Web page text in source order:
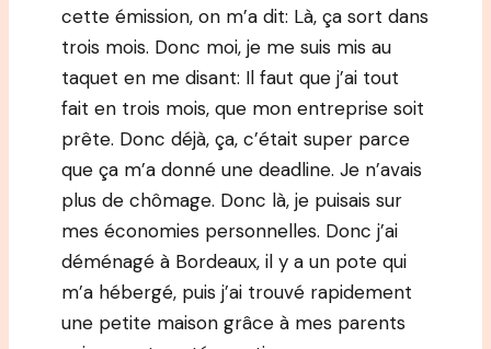
cette émission, on m’a dit: Là, ça sort dans
trois mois. Donc moi, je me suis mis au
taquet en me disant: Il faut que j’ai tout
fait en trois mois, que mon entreprise soit
prête. Donc déjà, ça, c’était super parce
que ça m’a donné une deadline. Je n’avais
plus de chômage. Donc là, je puisais sur
mes économies personnelles. Donc j’ai
déménagé à Bordeaux, il y a un pote qui
m’a hébergé, puis j’ai trouvé rapidement
une petite maison grâce à mes parents